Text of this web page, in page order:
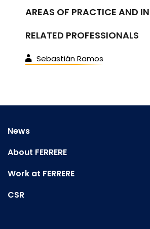
AREAS OF PRACTICE AND
RELATED PROFESSIONALS
Sebastián Ramos
News
About FERRERE
Work at FERRERE
CSR